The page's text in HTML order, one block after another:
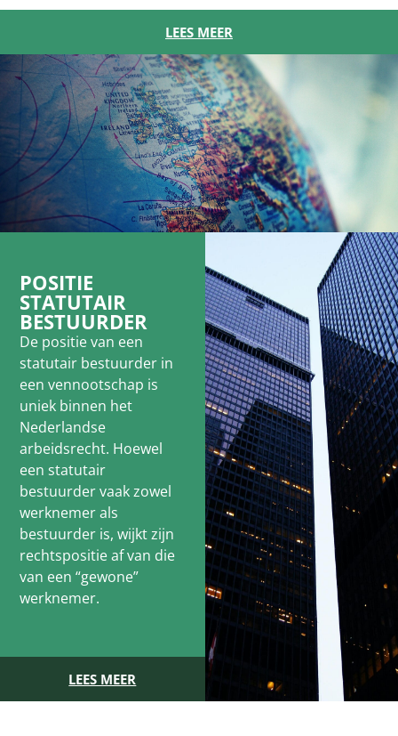
LEES MEER
POSITIE
STATUTAIR
BESTUURDER
De positie van een
statutair bestuurder in
een vennootschap is
uniek binnen het
Nederlandse
arbeidsrecht. Hoewel
een statutair
bestuurder vaak zowel
werknemer als
bestuurder is, wijkt zijn
rechtspositie af van die
van een “gewone”
werknemer.
LEES MEER